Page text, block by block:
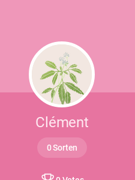
Clément
0 Sorten